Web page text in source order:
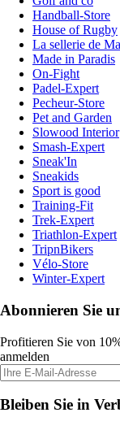
Handball-Store
House of Rugby
La sellerie de
Made in Paradis
On-Fight
Padel-Expert
Pecheur-Store
Pet and Garden
Slowood Interior
Smash-Expert
Sneak'In
Sneakids
Sport is good
Training-Fit
Trek-Expert
Triathlon-Expert
TripnBikers
Vélo-Store
Winter-Expert
Abonnieren Sie
Profitieren Sie von
anmelden
Bleiben Sie in